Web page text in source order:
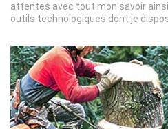
attentes avec tout mon savoir
outils technologiques dont je